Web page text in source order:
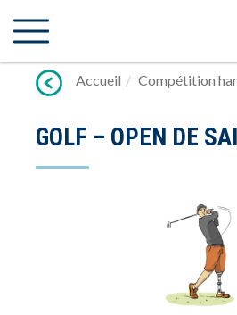
vers
Accueil
Compétition
GOLF – OPEN DE